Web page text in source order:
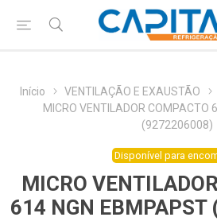
Início VENTILAÇÃO E EXAUSTÃO
MICRO VENTILADOR COMPACTO
(9272206008)
Disponível para
MICRO
614 NGN